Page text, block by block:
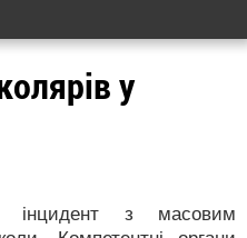
у
інцидент з масовим